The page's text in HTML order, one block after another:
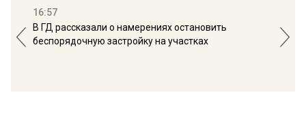
16:57
В ГД рассказали о намерениях остановить
беспорядочную застройку на участках